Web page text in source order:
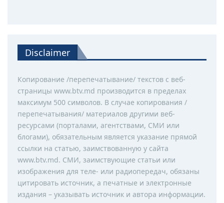
Disclaimer
Копирование /перепечатывание/ текстов с веб-
страницы www.btv.md производится в пределах
максимум 500 символов. В случае копирования /
перепечатывания/ материалов другими веб-
ресурсами (порталами, агентствами, СМИ или
блогами), обязательным является указание прямой
ссылки на статью, заимствованную у сайта
www.btv.md. СМИ, заимствующие статьи или
изображения для теле- или радиопередач, обязаны
цитировать источник, а печатные и электронные
издания – указывать источник и автора информации.